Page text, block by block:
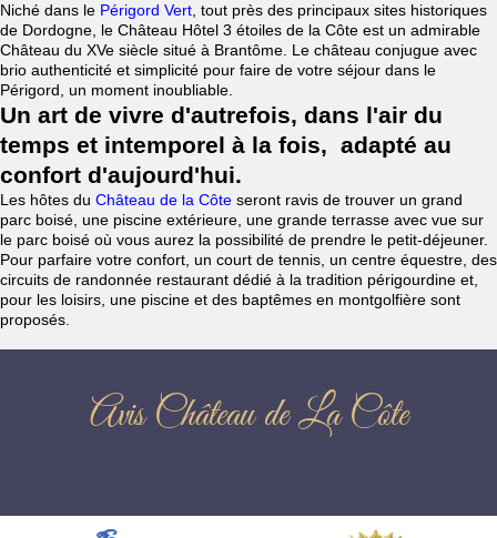
Niché dans le Périgord Vert , tout près des principaux sites historiques
de Dordogne, le Château Hôtel 3 étoiles de la Côte est un admirable
Château du XVe siècle situé à Brantôme. Le château conjugue avec
brio authenticité et simplicité pour faire de votre séjour dans le
Périgord, un moment inoubliable.
Un art de vivre d'autrefois, dans l'air du
temps et intemporel à la fois, adapté au
confort d'aujourd'hui.
Les hôtes du Château de la Côte seront ravis de trouver un grand
parc boisé, une piscine extérieure, une grande terrasse avec vue sur
le parc boisé où vous aurez la possibilité de prendre le petit-déjeuner.
Pour parfaire votre confort, un court de tennis, un centre équestre, des
circuits de randonnée restaurant dédié à la tradition périgourdine et,
pour les loisirs, une piscine et des baptêmes en montgolfière sont
proposés.
Avis Château de La Côte